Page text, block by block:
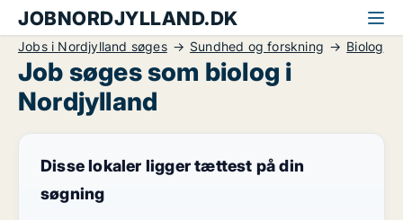
JOBNORDJYLLAND.DK
Jobs i Nordjylland søges Sundhed og forskning Biolog
Job søges som biolog i
Nordjylland
Disse lokaler ligger tættest på din
søgning